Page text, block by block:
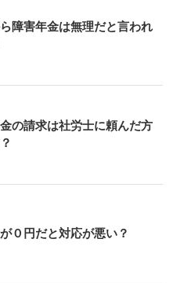
障害年金は無理だと言われ
の請求は社労士に頼んだ方
０円だと対応が悪い？